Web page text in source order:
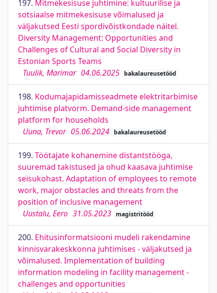
197. Mitmekesisuse juhtimine: kultuurilise ja
sotsiaalse mitmekesisuse võimalused ja
väljakutsed Eesti spordivõistkondade näitel.
Diversity Management: Opportunities and
Challenges of Cultural and Social Diversity in
Estonian Sports Teams
Tuulik, Marimar 04.06.2025 bakalaureusetööd
198. Kodumajapidamisseadmete elektritarbimise
juhtimise platvorm. Demand-side management
platform for households
Uuna, Trevor 05.06.2024 bakalaureusetööd
199. Töötajate kohanemine distantstööga,
suuremad takistused ja ohud kaasava juhtimise
seisukohast. Adaptation of employees to remote
work, major obstacles and threats from the
position of inclusive management
Uustalu, Eero 31.05.2023 magistritööd
200. Ehitusinformatsiooni mudeli rakendamine
kinnisvarakeskkonna juhtimises - väljakutsed ja
võimalused. Implementation of building
information modeling in facility management -
challenges and opportunities